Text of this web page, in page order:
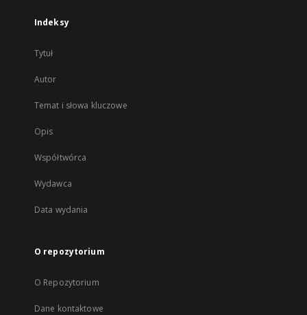
Indeksy
Tytuł
Autor
Temat i słowa kluczowe
Opis
Współtwórca
Wydawca
Data wydania
O repozytorium
O Repozytorium
Dane kontaktowe